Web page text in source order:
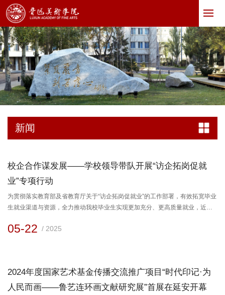
新闻
校企合作谋发展——学校领导带队开展“访企拓岗促就
业”专项行动
为贯彻落实教育部及省教育厅关于“访企拓岗促就业”的工作部署，有效拓宽毕业
生就业渠道与资源，全力推动我校毕业生实现更加充分、更高质量就业，近
和福瑞君临（北京）文化传播有限公司沈阳分公司开展访企拓岗促就业专项行
05-22 / 2025
2024年度国家艺术基金传播交流推广项目“时代印记·为
人民而画——鲁艺连环画文献研究展”首展在延安开幕